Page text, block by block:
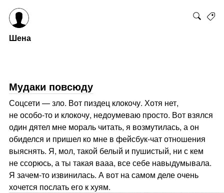
Шена
Мудаки повсюду
Соцсети — зло. Вот пиздец клокочу. Хотя нет,
не особо-то и клокочу, недоумеваю просто. Вот взялся
один дятел мне мораль читать, я возмутилась, а он
обиделся и пришел ко мне в фейсбук-чат отношения
выяснять. Я, мол, такой белый и пушистый, ни с кем
не ссорюсь, а ты такая вааа, все себе навыдумывала.
Я зачем-то извинилась. А вот на самом деле очень
хочется послать его к хуям.